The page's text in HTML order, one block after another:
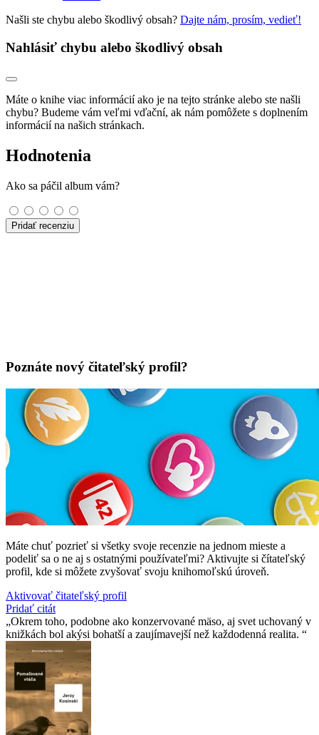
Našli ste chybu alebo škodlivý obsah? Dajte nám, prosím, vedieť!
Nahlásiť chybu alebo škodlivý obsah
Máte o knihe viac informácií ako je na tejto stránke alebo ste našli
chybu? Budeme vám veľmi vďační, ak nám pomôžete s doplnením
informácií na našich stránkach.
Hodnotenia
Ako sa páčil album vám?
Pridať recenziu
Poznáte nový čitateľský profil?
Máte chuť pozrieť si všetky svoje recenzie na jednom mieste a
podeliť sa o ne aj s ostatnými používateľmi? Aktivujte si čítateľský
profil, kde si môžete zvyšovať svoju knihomoľskú úroveň.
Aktivovať čitateľský profil
Pridať citát
Okrem toho, podobne ako konzervované mäso, aj svet uchovaný v
knižkách bol akýsi bohatší a zaujímavejší než každodenná realita.